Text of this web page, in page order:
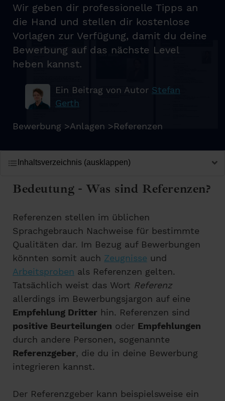
Wir geben dir professionelle Tipps an
die Hand und stellen dir kostenlose
Vorlagen zur Verfügung, damit du deine
Bewerbung auf das nächste Level
heben kannst.
Ein Beitrag von Autor Stefan
Gerth
Bewerbung >Anlagen >Referenzen
Inhaltsverzeichnis (ausklappen)
Bedeutung - Was sind Referenzen?
Referenzen stellen im üblichen
Sprachgebrauch Nachweise für bestimmte
Qualitäten dar. Im Bezug auf Bewerbungen
könnten somit auch Zeugnisse und
Arbeitsproben als Referenzen gelten.
Tatsächlich weist das Wort Referenz
allerdings im Bewerbungsjargon auf eine
Empfehlung Dritter hin. Referenzen sind
positive Beurteilungen oder Empfehlungen
durch andere Personen, sogenannte
Referenzgeber, die du in deine Bewerbung
integrieren kannst.
Der Referenzgeber kann beispielsweise ein